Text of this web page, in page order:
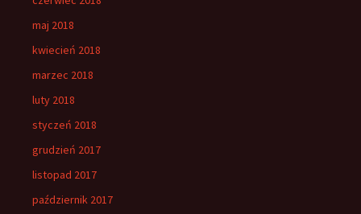
maj 2018
kwiecień 2018
marzec 2018
luty 2018
styczeń 2018
grudzień 2017
listopad 2017
październik 2017